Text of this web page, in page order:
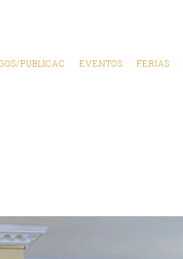
PUBLICAC EVENTOS FERIAS